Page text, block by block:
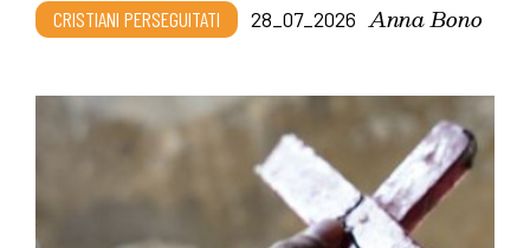
CRISTIANI PERSEGUITATI 28_07_2026 Anna Bono